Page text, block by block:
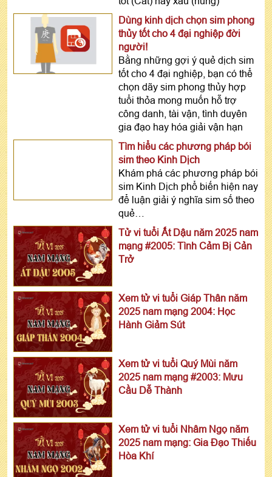
Dùng kinh dịch chọn sim phong
thủy tốt cho 4 đại nghiệp đời
người!
Bằng những gợi ý quẻ dịch sim
tốt cho 4 đại nghiệp, bạn có thể
chọn dãy sim phong thủy hợp
tuổi thỏa mong muốn hỗ trợ
công danh, tài vận, tình duyên
gia đạo hay hóa giải vận hạn
Tìm hiểu các phương pháp bói
sim theo Kinh Dịch
Khám phá các phương pháp bói
sim Kinh Dịch phổ biến hiện nay
để luận giải ý nghĩa sim số theo
quẻ…
Tử vi tuổi Ất Dậu năm 2025 nam
mạng #2005: Tình Cảm Bị Cản
Trở
Xem tử vi tuổi Giáp Thân năm
2025 nam mạng 2004: Học
Hành Giảm Sút
Xem tử vi tuổi Quý Mùi năm
2025 nam mạng #2003: Mưu
Cầu Dễ Thành
Xem tử vi tuổi Nhâm Ngọ năm
2025 nam mạng: Gia Đạo Thiếu
Hòa Khí